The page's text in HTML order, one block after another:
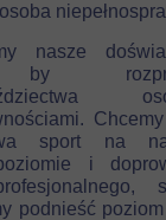
nasze
by
sport na
i
podnieść